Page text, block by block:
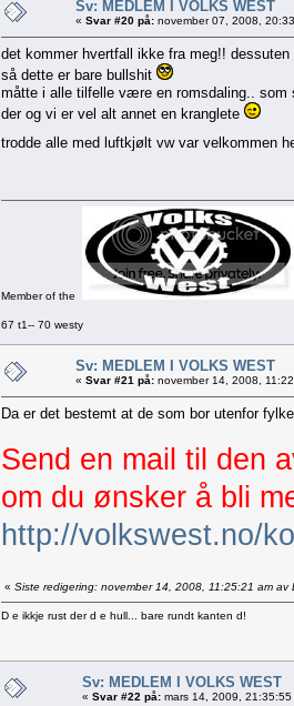
Sv: MEDLEM I VOLKS WEST
« Svar #20 på: november 07, 2008,
det kommer hvertfall ikke fra meg!!
så dette er bare bullshit
måtte i alle tilfelle være en romsdaling.. som
der og vi er vel alt annet en kranglete
trodde alle med luftkjølt vw var velkommen
Member of the
67 t1-- 70 westy
Sv: MEDLEM I VOLKS WEST
« Svar #21 på: november 14, 2008,
Da er det bestemt at de som bor utenfor
Send en mail til den
om du ønsker å bli
http://volkswest.no/
« Siste redigering: november 14, 2008, 11:25:21 am av
D e ikkje rust der d e hull... bare rundt kanten d!
Sv: MEDLEM I VOLKS WEST
« Svar #22 på: mars 14, 2009, 21:35:55